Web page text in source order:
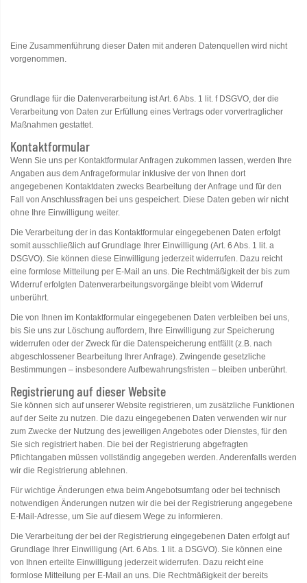
Eine Zusammenführung dieser Daten mit anderen Datenquellen wird nicht
vorgenommen.
Grundlage für die Datenverarbeitung ist Art. 6 Abs. 1 lit. f DSGVO, der die
Verarbeitung von Daten zur Erfüllung eines Vertrags oder vorvertraglicher
Maßnahmen gestattet.
Kontaktformular
Wenn Sie uns per Kontaktformular Anfragen zukommen lassen, werden Ihre
Angaben aus dem Anfrageformular inklusive der von Ihnen dort
angegebenen Kontaktdaten zwecks Bearbeitung der Anfrage und für den
Fall von Anschlussfragen bei uns gespeichert. Diese Daten geben wir nicht
ohne Ihre Einwilligung weiter.
Die Verarbeitung der in das Kontaktformular eingegebenen Daten erfolgt
somit ausschließlich auf Grundlage Ihrer Einwilligung (Art. 6 Abs. 1 lit. a
DSGVO). Sie können diese Einwilligung jederzeit widerrufen. Dazu reicht
eine formlose Mitteilung per E-Mail an uns. Die Rechtmäßigkeit der bis zum
Widerruf erfolgten Datenverarbeitungsvorgänge bleibt vom Widerruf
unberührt.
Die von Ihnen im Kontaktformular eingegebenen Daten verbleiben bei uns,
bis Sie uns zur Löschung auffordern, Ihre Einwilligung zur Speicherung
widerrufen oder der Zweck für die Datenspeicherung entfällt (z.B. nach
abgeschlossener Bearbeitung Ihrer Anfrage). Zwingende gesetzliche
Bestimmungen – insbesondere Aufbewahrungsfristen – bleiben unberührt.
Registrierung auf dieser Website
Sie können sich auf unserer Website registrieren, um zusätzliche Funktionen
auf der Seite zu nutzen. Die dazu eingegebenen Daten verwenden wir nur
zum Zwecke der Nutzung des jeweiligen Angebotes oder Dienstes, für den
Sie sich registriert haben. Die bei der Registrierung abgefragten
Pflichtangaben müssen vollständig angegeben werden. Anderenfalls werden
wir die Registrierung ablehnen.
Für wichtige Änderungen etwa beim Angebotsumfang oder bei technisch
notwendigen Änderungen nutzen wir die bei der Registrierung angegebene
E-Mail-Adresse, um Sie auf diesem Wege zu informieren.
Die Verarbeitung der bei der Registrierung eingegebenen Daten erfolgt auf
Grundlage Ihrer Einwilligung (Art. 6 Abs. 1 lit. a DSGVO). Sie können eine
von Ihnen erteilte Einwilligung jederzeit widerrufen. Dazu reicht eine
formlose Mitteilung per E-Mail an uns. Die Rechtmäßigkeit der bereits